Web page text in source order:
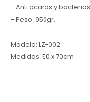
- Anti ácaros y bacterias
- Peso: 950gr.
Modelo: LZ-002
Medidas: 50 x 70cm